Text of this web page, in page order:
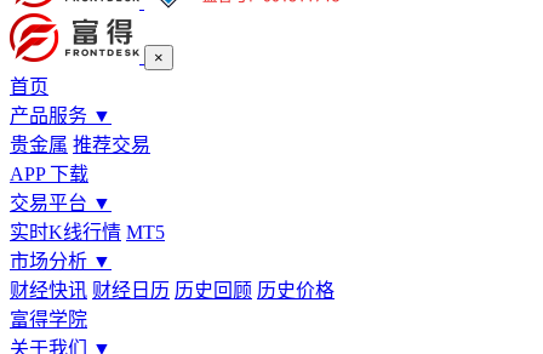
×
首页
产品服务 ▼
贵金属 推荐交易
APP 下载
交易平台 ▼
实时K线行情 MT5
市场分析 ▼
财经快讯 财经日历 历史回顾 历史价格
富得学院
关于我们
▼